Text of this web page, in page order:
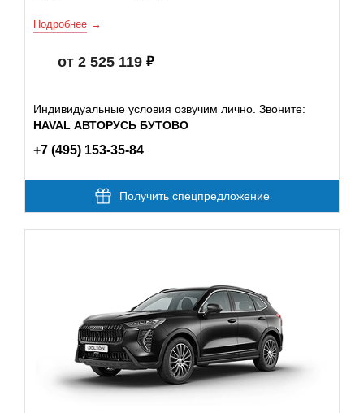
Подробнее
от 2 525 119
Индивидуальные условия озвучим лично. Звоните:
HAVAL АВТОРУСЬ БУТОВО
+7 (495) 153-35-84
Получить спецпредложение